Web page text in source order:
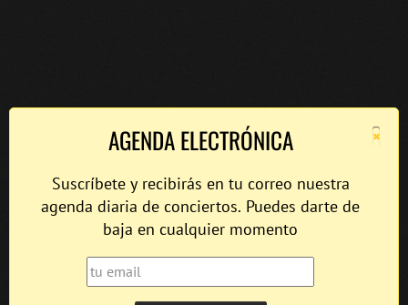
×
AGENDA ELECTRÓNICA
Suscríbete y recibirás en tu correo nuestra
agenda diaria de conciertos. Puedes darte de
baja en cualquier momento